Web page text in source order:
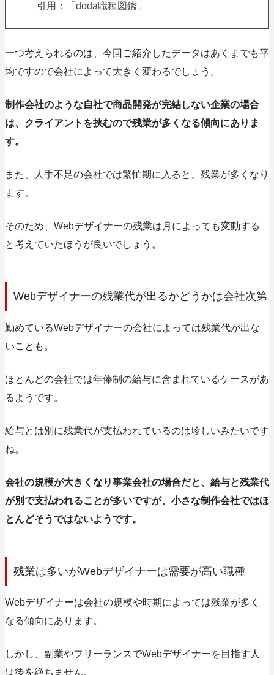
引用：「doda職種図鑑」
一つ考えられるのは、今回ご紹介したデータはあくまでも平
均ですので会社によって大きく変わるでしょう。
制作会社のような自社で商品開発が完結しない企業の場合
は、クライアントを挟むので残業が多くなる傾向にありま
す。
また、人手不足の会社では繁忙期に入ると、残業が多くなり
ます。
そのため、Webデザイナーの残業は月によっても変動する
と考えていたほうが良いでしょう。
Webデザイナーの残業代が出るかどうかは会社次第
勤めているWebデザイナーの会社によっては残業代が出な
いことも。
ほとんどの会社では年俸制の給与に含まれているケースがあ
るようです。
給与とは別に残業代が支払われているのは珍しいみたいです
ね。
会社の規模が大きくなり事業会社の場合だと、給与と残業代
が別で支払われることが多いですが、小さな制作会社ではほ
とんどそうではないようです。
残業は多いがWebデザイナーは需要が高い職種
Webデザイナーは会社の規模や時期によっては残業が多く
なる傾向にあります。
しかし、副業やフリーランスでWebデザイナーを目指す人
は後を絶ちません。